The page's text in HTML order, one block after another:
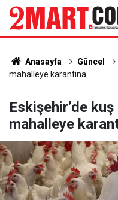
Anasayfa Güncel
mahalleye karantina
Eskişehir’de
mahalleye